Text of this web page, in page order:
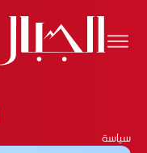
سياسة